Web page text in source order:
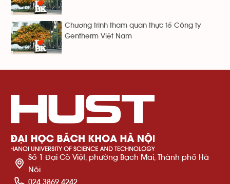
Chương trình tham quan thực tế Công ty
Gentherm Việt Nam
Số 1 Đại Cồ Việt, phường Bạch Mai, Thành phố Hà
Nội
024 3869 4242